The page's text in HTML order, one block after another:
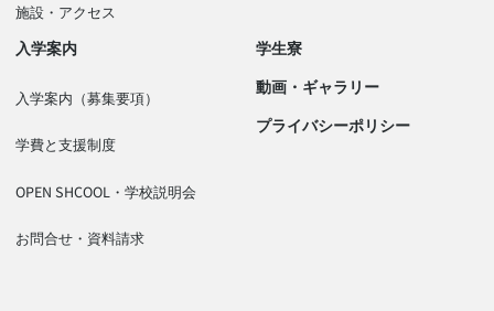
施設・アクセス
入学案内
入学案内（募集要項）
学費と支援制度
OPEN SHCOOL・学校説明会
お問合せ・資料請求
学生寮
動画・ギャラリー
プライバシーポリシー